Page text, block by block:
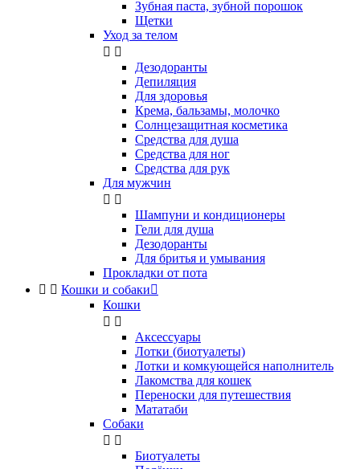
Зубная паста, зубной порошок
Щетки
Уход за телом
 
Дезодоранты
Депиляция
Для здоровья
Крема, бальзамы, молочко
Солнцезащитная косметика
Средства для душа
Средства для ног
Средства для рук
Для мужчин
 
Шампуни и кондиционеры
Гели для душа
Дезодоранты
Для бритья и умывания
Прокладки от пота
  Кошки и собаки
Кошки
 
Аксессуары
Лотки (биотуалеты)
Лотки и комкующейся наполнитель
Лакомства для кошек
Переноски для путешествия
Мататаби
Собаки
 
Биотуалеты